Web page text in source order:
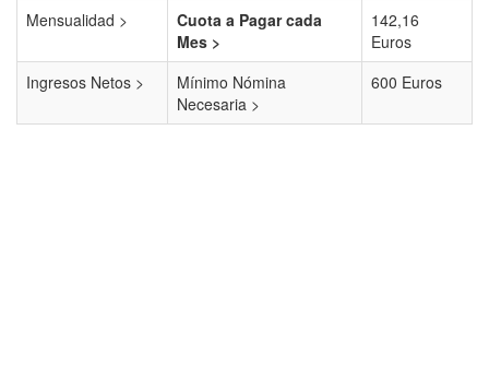
Mensualidad >
Cuota a Pagar cada
Mes >
142,16
Euros
Ingresos Netos >
Mínimo Nómina
Necesaria >
600 Euros